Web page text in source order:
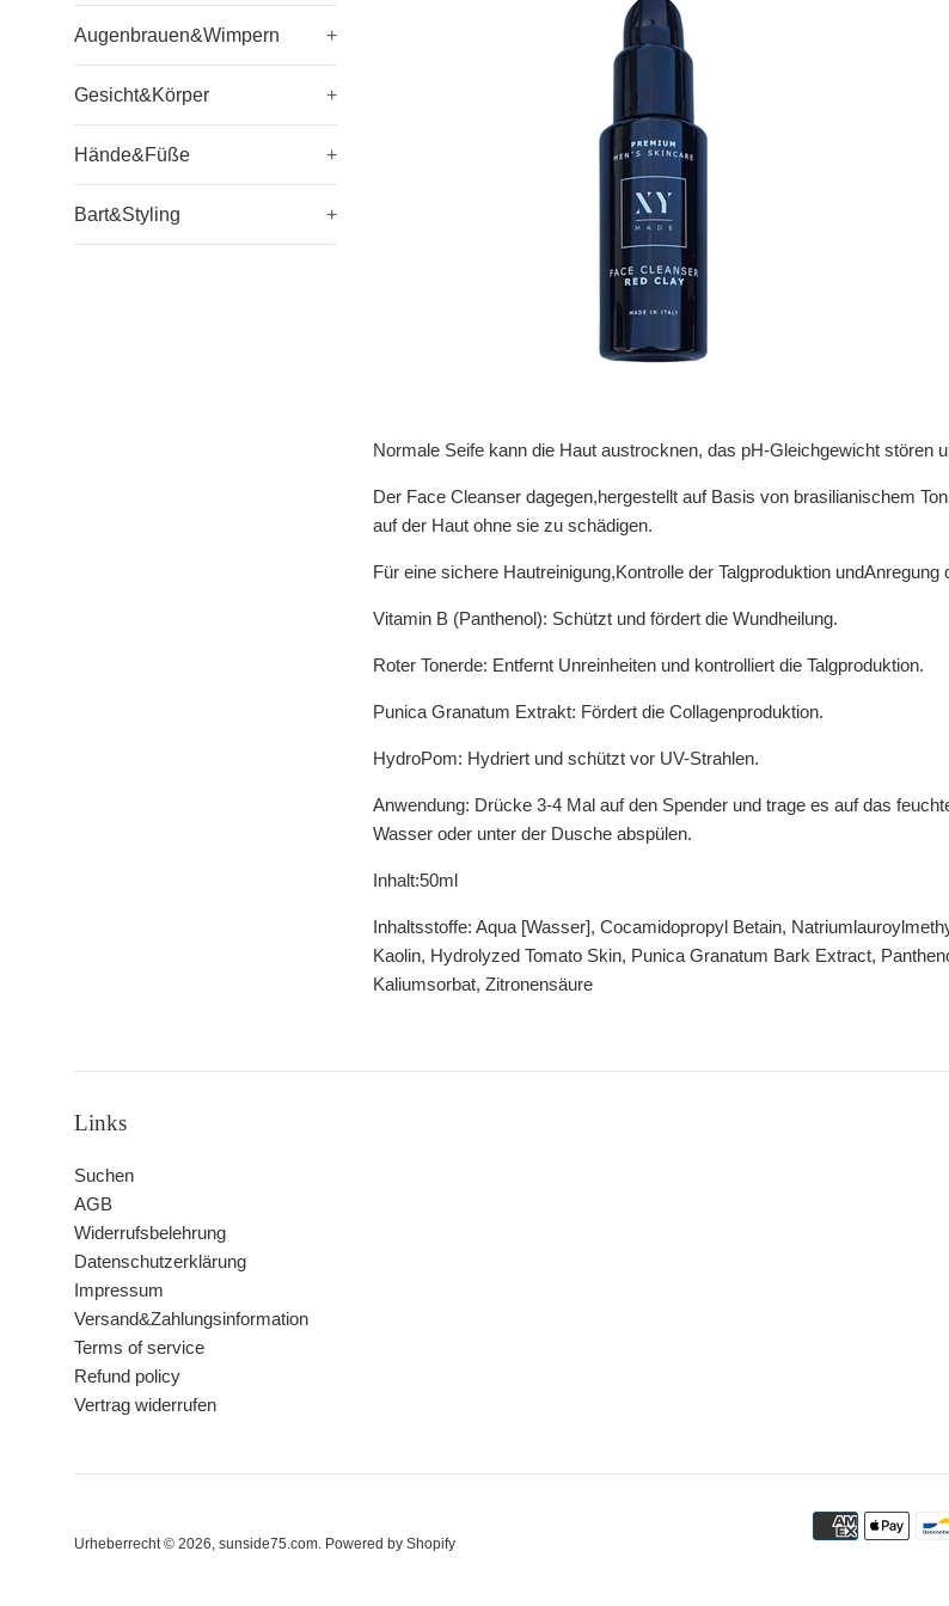
Augenbrauen&Wimpern +
Gesicht&Körper +
Hände&Füße +
Bart&Styling +
Normale Seife kann die Haut austrocknen, das pH-Gleichgewicht stören
Der Face Cleanser dagegen,hergestellt auf Basis von brasilianischem
auf der Haut ohne sie zu schädigen.
Für eine sichere Hautreinigung,Kontrolle der Talgproduktion undAnregung
Vitamin B (Panthenol): Schützt und fördert die Wundheilung.
Roter Tonerde: Entfernt Unreinheiten und kontrolliert die Talgproduktion.
Punica Granatum Extrakt: Fördert die Collagenproduktion.
HydroPom: Hydriert und schützt vor UV-Strahlen.
Anwendung: Drücke 3-4 Mal auf den Spender und trage es auf das
Wasser oder unter der Dusche abspülen.
Inhalt:50ml
Inhaltsstoffe: Aqua [Wasser], Cocamidopropyl Betain,
Kaolin, Hydrolyzed Tomato Skin, Punica Granatum Bark Extract,
Kaliumsorbat, Zitronensäure
Links
Suchen
AGB
Widerrufsbelehrung
Datenschutzerklärung
Impressum
Versand&Zahlungsinformation
Terms of service
Refund policy
Vertrag widerrufen
Urheberrecht © 2026, sunside75.com. Powered by Shopify